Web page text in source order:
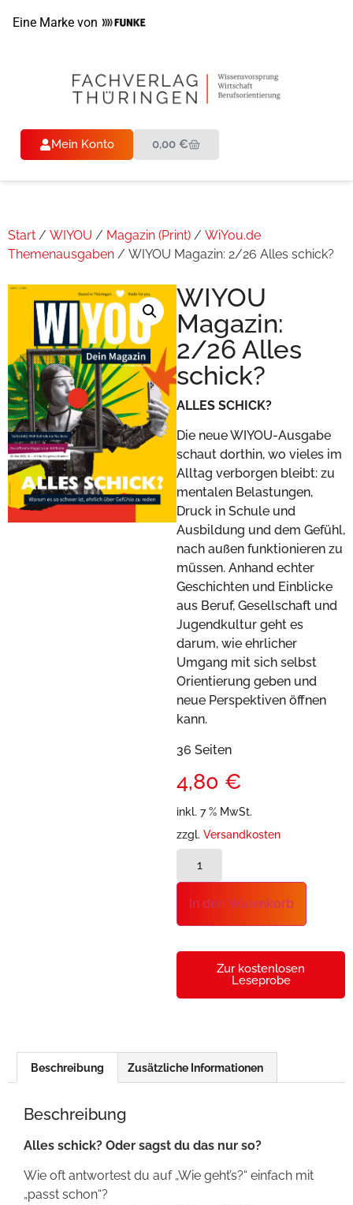
Eine Marke von
Mein Konto 0,00 €
Start / WIYOU / Magazin (Print) / WiYou.de
Themenausgaben / WIYOU Magazin: 2/26 Alles schick?
WIYOU
Magazin:
2/26 Alles
schick?
ALLES SCHICK?
Die neue WIYOU-Ausgabe
schaut dorthin, wo vieles im
Alltag verborgen bleibt: zu
mentalen Belastungen,
Druck in Schule und
Ausbildung und dem Gefühl,
nach außen funktionieren zu
müssen. Anhand echter
Geschichten und Einblicke
aus Beruf, Gesellschaft und
Jugendkultur geht es
darum, wie ehrlicher
Umgang mit sich selbst
Orientierung geben und
neue Perspektiven öffnen
kann.
36 Seiten
4,80 €
inkl. 7 % MwSt.
zzgl. Versandkosten
In den Warenkorb
Zur kostenlosen
Leseprobe
Beschreibung Zusätzliche Informationen
Beschreibung
Alles schick? Oder sagst du das nur so?
Wie oft antwortest du auf „Wie geht’s?“ einfach mit
„passt schon“?